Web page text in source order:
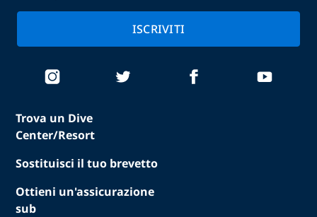
Trova un Dive
Center/Resort
Sostituisci il tuo brevetto
Ottieni un'assicurazione
sub
ISCRIVITI